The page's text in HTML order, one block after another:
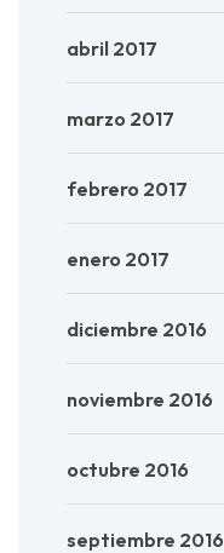
abril 2017
marzo 2017
febrero 2017
enero 2017
diciembre 2016
noviembre 2016
octubre 2016
septiembre 2016